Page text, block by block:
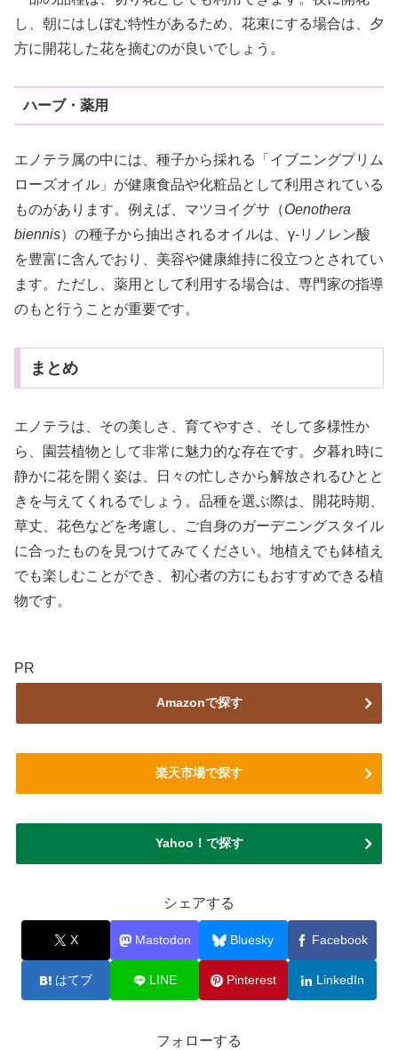
し、朝にはしぼむ特性があるため、花束にする場合は、夕
方に開花した花を摘むのが良いでしょう。
ハーブ・薬用
エノテラ属の中には、種子から採れる「イブニングプリム
ローズオイル」が健康食品や化粧品として利用されている
ものがあります。例えば、マツヨイグサ（Oenothera
biennis）の種子から抽出されるオイルは、γ-リノレン酸
を豊富に含んでおり、美容や健康維持に役立つとされてい
ます。ただし、薬用として利用する場合は、専門家の指導
のもと行うことが重要です。
まとめ
エノテラは、その美しさ、育てやすさ、そして多様性か
ら、園芸植物として非常に魅力的な存在です。夕暮れ時に
静かに花を開く姿は、日々の忙しさから解放されるひとと
きを与えてくれるでしょう。品種を選ぶ際は、開花時期、
草丈、花色などを考慮し、ご自身のガーデニングスタイル
に合ったものを見つけてみてください。地植えでも鉢植え
でも楽しむことができ、初心者の方にもおすすめできる植
物です。
PR
Amazonで探す
楽天市場で探す
Yahoo！で探す
シェアする
X Mastodon Bluesky Facebook
はてブ LINE Pinterest LinkedIn
フォローする